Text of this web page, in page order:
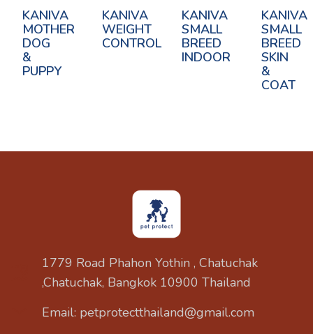
KANIVA
MOTHER
DOG
&
PUPPY
KANIVA
WEIGHT
CONTROL
KANIVA
SMALL
BREED
INDOOR
KANIVA
SMALL
BREED
SKIN
&
COAT
1779 Road Phahon Yothin , Chatuchak
,Chatuchak, Bangkok 10900 Thailand
Email: petprotectthailand@gmail.com